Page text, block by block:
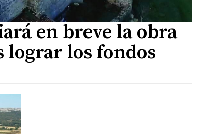
en breve la obra
lograr los fondos